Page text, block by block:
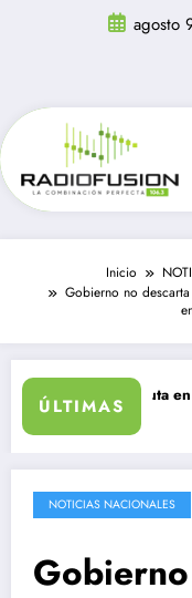
agosto
Inicio
Gobierno no
ÚLTIMAS
a Ceuta en un día:
NOTICIAS NACIONALES